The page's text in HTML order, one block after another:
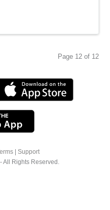
Page 12 of 12
Support
All Rights Reserved.